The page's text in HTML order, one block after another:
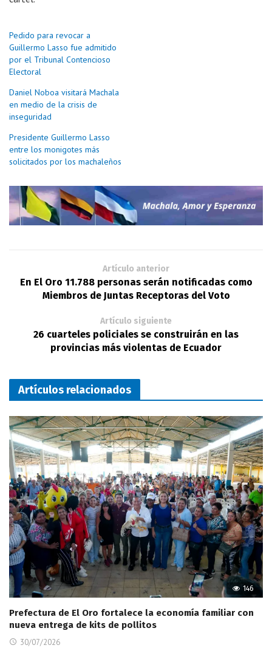
Pedido para revocar a
Guillermo Lasso fue admitido
por el Tribunal Contencioso
Electoral
Daniel Noboa visitará Machala
en medio de la crisis de
inseguridad
Presidente Guillermo Lasso
entre los monigotes más
solicitados por los machaleños
Artículo anterior
En El Oro 11.788 personas serán notificadas como
Miembros de Juntas Receptoras del Voto
Artículo siguiente
26 cuarteles policiales se construirán en las
provincias más violentas de Ecuador
Artículos relacionados
146
Prefectura de El Oro fortalece la economía familiar con
nueva entrega de kits de pollitos
30/07/2026